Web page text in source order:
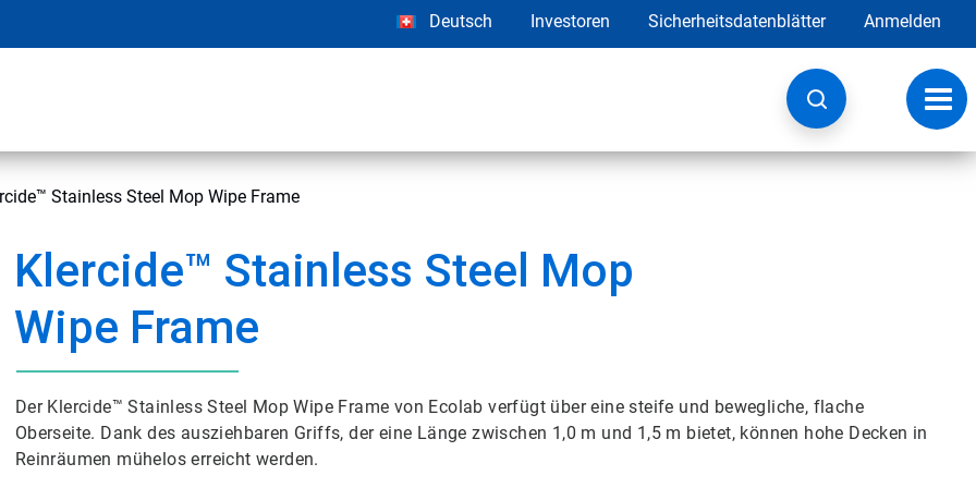
Deutsch Investoren Sicherheitsdatenblätter Anmelden
Stainless Steel Mop Wipe Frame
Klercide™ Stainless Steel Mop
Wipe Frame
Der Klercide™ Stainless Steel Mop Wipe Frame von Ecolab verfügt über eine steife und bewegliche, flache
Oberseite. Dank des ausziehbaren Griffs, der eine Länge zwischen 1,0 m und 1,5 m bietet, können hohe Decken in
Reinräumen mühelos erreicht werden.